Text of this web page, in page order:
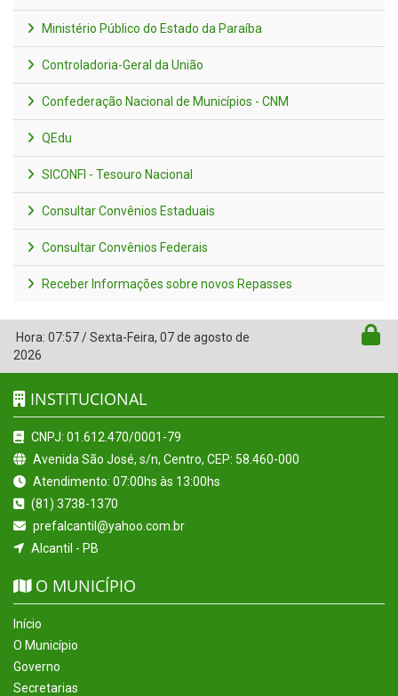
Ministério Público do Estado da Paraíba
Controladoria-Geral da União
Confederação Nacional de Municípios - CNM
QEdu
SICONFI - Tesouro Nacional
Consultar Convênios Estaduais
Consultar Convênios Federais
Receber Informações sobre novos Repasses
Hora: 07:57/Sexta-Feira, 07 de agosto de
2026
INSTITUCIONAL
CNPJ: 01.612.470/0001-79
Avenida São José, s/n, Centro, CEP: 58.460-000
Atendimento: 07:00hs às 13:00hs
(81) 3738-1370
prefalcantil@yahoo.com.br
Alcantil - PB
O MUNICÍPIO
Início
O Município
Governo
Secretarias